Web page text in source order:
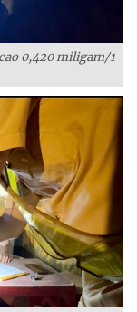
0,420 miligam/1